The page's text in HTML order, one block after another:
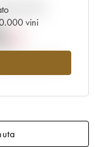
vini
reale
2006 nel 2026